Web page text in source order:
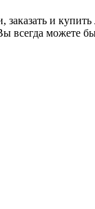
и
можете